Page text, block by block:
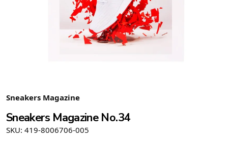
Sneakers Magazine
Sneakers Magazine No.34
SKU: 419-8006706-005